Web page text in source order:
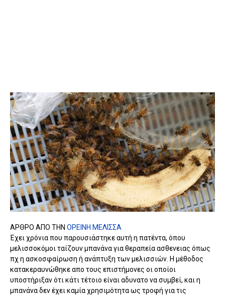
ΑΡΘΡΟ ΑΠΟ ΤΗΝ ΟΡΕΙΝΗ ΜΕΛΙΣΣΑ
Έχει χρόνια που παρουσιάστηκε αυτή η πατέντα, όπου
μελισσοκόμοι ταίζουν μπανάνα για θεραπεία ασθενειας όπως
πχ η ασκοσφαίρωση ή ανάπτυξη των μελισσιών. Η μέθοδος
κατακεραυνώθηκε απο τους επιστήμονες οι οποίοι
υποστήριξαν ότι κάτι τέτοιο είναι αδυνατο να συμβεί, και η
μπανάνα δεν έχει καμία χρησιμότητα ως τροφή για τις